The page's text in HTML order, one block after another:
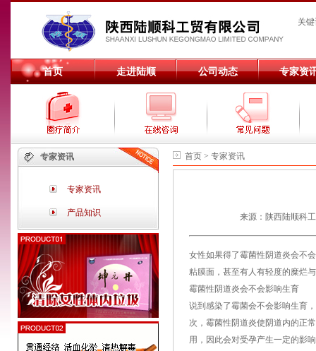
关
首页 走进陆顺 公司动态 专家资
专家资讯
专家资讯
产品知识
首页 > 专家资讯
来源：陕西陆顺科
女性如果得了霉菌性阴道炎会不
粘膜面，甚至有人有轻度的糜烂
霉菌性阴道炎会不会影响生育
说到感染了霉菌会不会影响生育
次，霉菌性阴道炎使阴道内的正
用，因此会对受孕产生一定的影